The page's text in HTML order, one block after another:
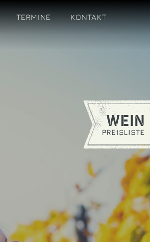
TERMINE KONTAKT
WEIN
PREISLISTE